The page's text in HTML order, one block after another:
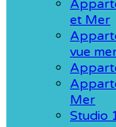
et Mer
vue
Mer
Studio